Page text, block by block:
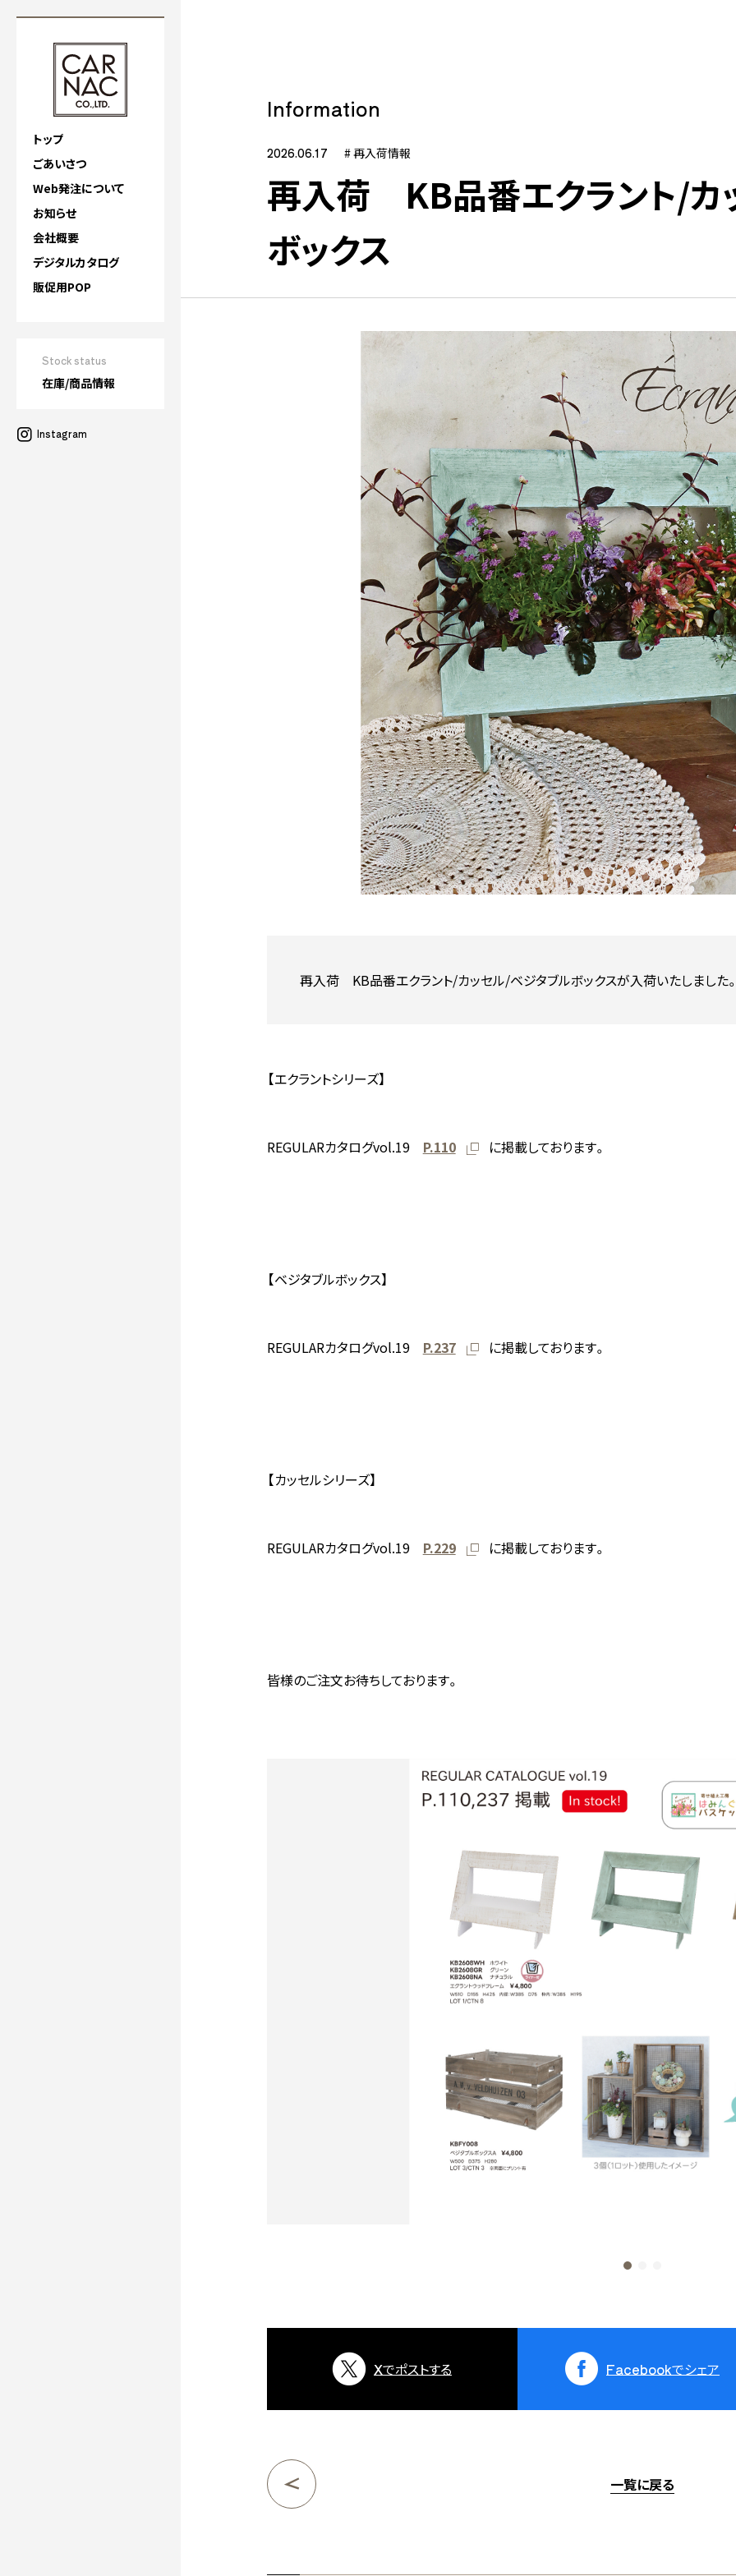
トップ
ごあいさつ
Web発注について
お知らせ
会社概要
デジタルカタログ
販促用POP
Stock status
在庫/商品情報
Instagram
Information
2026.06.17 # 再入荷情報
再入荷 KB品番エクラント/カ
ボックス
再入荷 KB品番エクラント/カッセル/ベジタブルボックスが入荷いたしました
【エクラントシリーズ】
REGULARカタログvol.19 P.110 に掲載しております。
【ベジタブルボックス】
REGULARカタログvol.19 P.237 に掲載しております。
【カッセルシリーズ】
REGULARカタログvol.19 P.229 に掲載しております。
皆様のご注文お待ちしております。
Xでポストする Facebookでシェア
一覧に戻る